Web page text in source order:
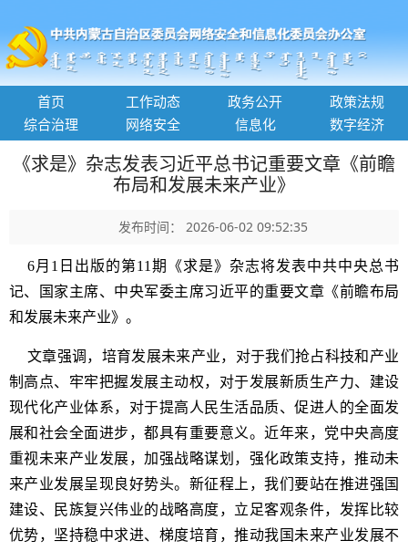
首页 工作动态 政务公开
政策法规
综合治理
网络安全 信息化 数字经济
《求是》杂志发表习近平总书记重要文章《前瞻
布局和发展未来产业》
发布时间： 2026-06-02 09:52:35
6月1日出版的第11期《求是》杂志将发表中共中央总书
记、国家主席、中央军委主席习近平的重要文章《前瞻布局
和发展未来产业》。
文章强调，培育发展未来产业，对于我们抢占科技和产业
制高点、牢牢把握发展主动权，对于发展新质生产力、建设
现代化产业体系，对于提高人民生活品质、促进人的全面发
展和社会全面进步，都具有重要意义。近年来，党中央高度
重视未来产业发展，加强战略谋划，强化政策支持，推动未
来产业发展呈现良好势头。新征程上，我们要站在推进强国
建设、民族复兴伟业的战略高度，立足客观条件，发挥比较
优势，坚持稳中求进、梯度培育，推动我国未来产业发展不